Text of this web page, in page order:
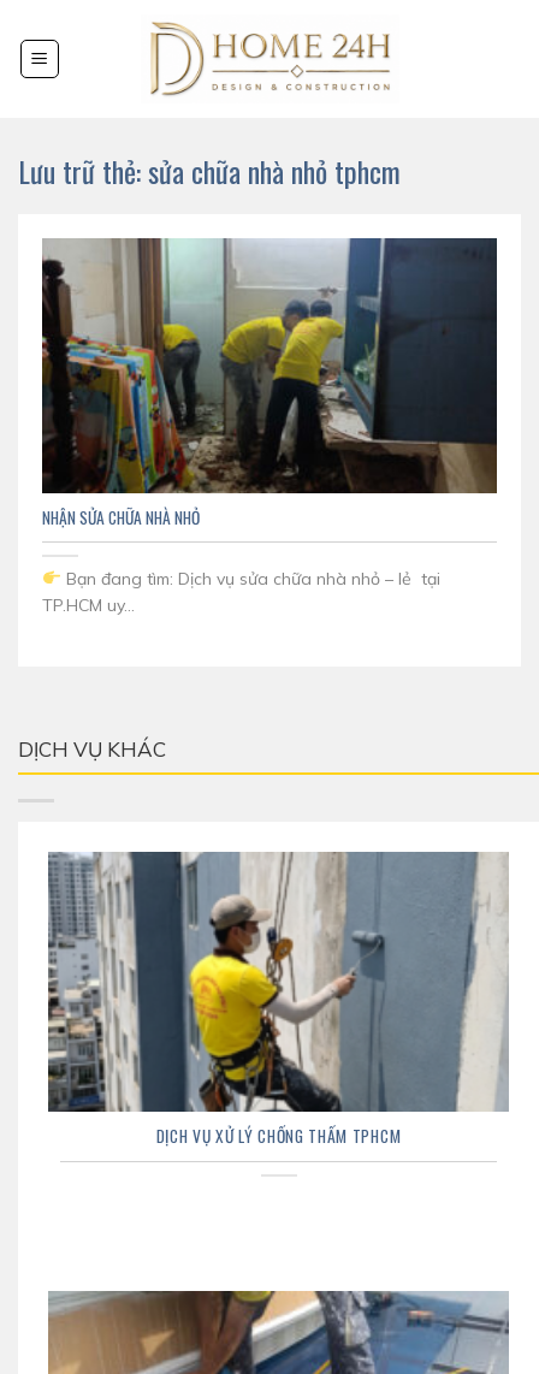
đến
nội
Lưu trữ thẻ:sửa chữa nhà nhỏ tphcm
NHẬN SỬA CHỮA NHÀ NHỎ
Bạn đang tìm: Dịch vụ sửa chữa nhà nhỏ – lẻ tại
TP.HCM uy...
DỊCH VỤ KHÁC
DỊCH VỤ XỬ LÝ CHỐNG THẤM TPHCM